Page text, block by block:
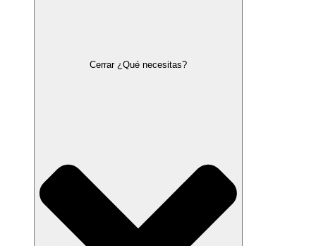
Cerrar ¿Qué necesitas?